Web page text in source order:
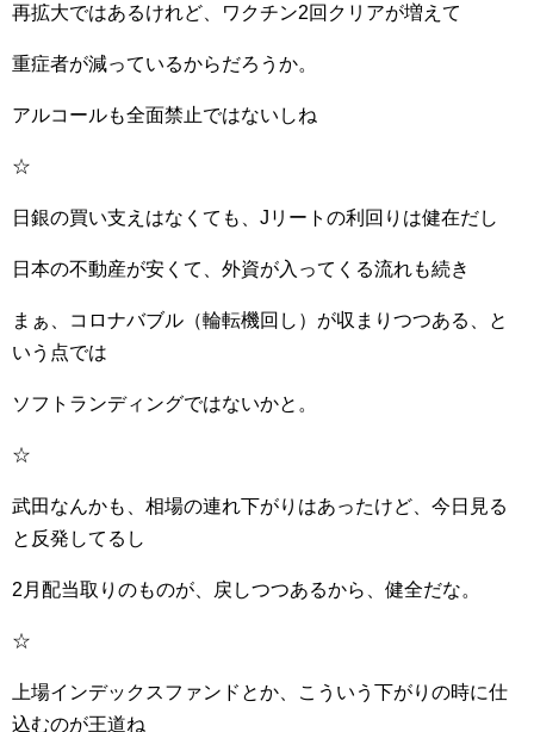
再拡大ではあるけれど、ワクチン2回クリアが増えて
重症者が減っているからだろうか。
アルコールも全面禁止ではないしね
☆
日銀の買い支えはなくても、Jリートの利回りは健在だし
日本の不動産が安くて、外資が入ってくる流れも続き
まぁ、コロナバブル（輪転機回し）が収まりつつある、と
いう点では
ソフトランディングではないかと。
☆
武田なんかも、相場の連れ下がりはあったけど、今日見る
と反発してるし
2月配当取りのものが、戻しつつあるから、健全だな。
☆
上場インデックスファンドとか、こういう下がりの時に仕
込むのが王道ね